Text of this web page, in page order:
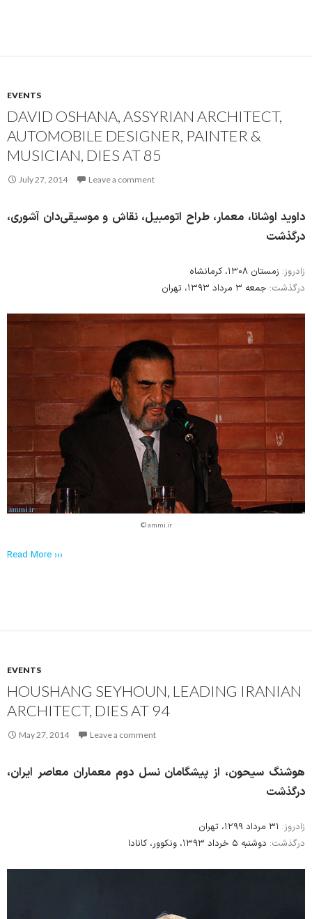
EVENTS
DAVID OSHANA, ASSYRIAN ARCHITECT,
AUTOMOBILE DESIGNER, PAINTER &
MUSICIAN, DIES AT 85
July 27, 2014 Leave a comment
داوید اوشانا، معمار، طراح اتومبیل، نقاش و موسیقی‌دان آشوری،
درگذشت
زادروز: زمستان ۱۳۰۸، کرمانشاه
درگذشت: جمعه ۳ مرداد ۱۳۹۳، تهران
© ammi.ir
Read More ›››
EVENTS
HOUSHANG SEYHOUN, LEADING IRANIAN
ARCHITECT, DIES AT 94
May 27, 2014 Leave a comment
هوشنگ سیحون، از پیشگامان نسل دوم معماران معاصر ایران،
درگذشت
زادروز: ۳۱ مرداد ۱۲۹۹، تهران
درگذشت: دوشنبه ۵ خرداد ۱۳۹۳، ونکوور، کانادا